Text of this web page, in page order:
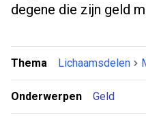
degene die zijn geld
Thema Lichaamsdelen
Onderwerpen Geld